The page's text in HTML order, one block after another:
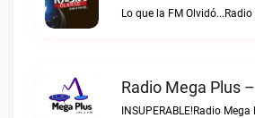
Lo que la FM